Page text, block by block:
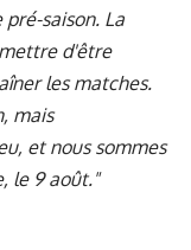
saison. La
d'être
les matches.
mais
et nous sommes
le 9 août."